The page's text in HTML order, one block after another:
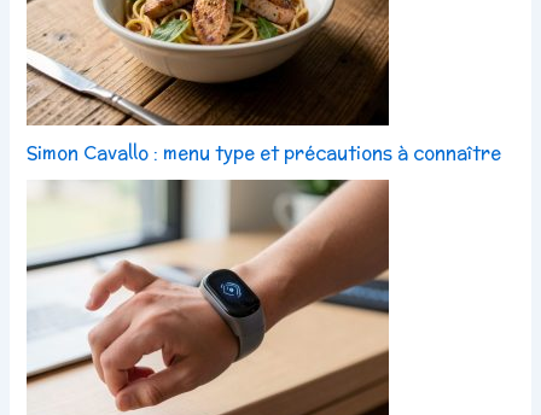
Simon Cavallo : menu type et précautions à connaître